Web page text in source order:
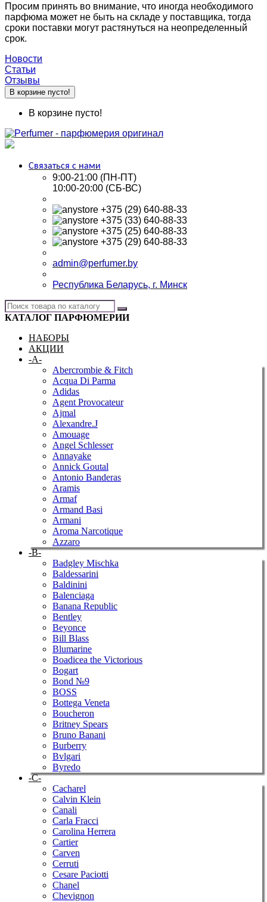
Просим принять во внимание, что иногда необходимого
парфюма может не быть на складе у поставщика, тогда
сроки поставки могут растянуться на неопределенный
срок.
Новости
Статьи
Отзывы
В корзине пусто!
В корзине пусто!
Связаться с нами
9:00-21:00 (ПН-ПТ)
10:00-20:00 (СБ-ВС)
+375 (29) 640-88-33
+375 (33) 640-88-33
+375 (25) 640-88-33
+375 (29) 640-88-33
admin@perfumer.by
Республика Беларусь, г. Минск
КАТАЛОГ ПАРФЮМЕРИИ
НАБОРЫ
АКЦИИ
-A-
Abercrombie & Fitch
Acqua Di Parma
Adidas
Agent Provocateur
Ajmal
Alexandre.J
Amouage
Angel Schlesser
Annayake
Annick Goutal
Antonio Banderas
Aramis
Armaf
Armand Basi
Armani
Aroma Narcotique
Azzaro
-B-
Badgley Mischka
Baldessarini
Baldinini
Balenciaga
Banana Republic
Bentley
Beyonce
Bill Blass
Blumarine
Boadicea the Victorious
Bogart
Bond №9
BOSS
Bottega Veneta
Boucheron
Britney Spears
Bruno Banani
Burberry
Bvlgari
Byredo
-C-
Cacharel
Calvin Klein
Canali
Carla Fracci
Carolina Herrera
Cartier
Carven
Cerruti
Cesare Paciotti
Chanel
Chevignon